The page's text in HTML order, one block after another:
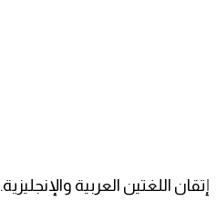
إتقان اللغتين العربية والإنجليزية.